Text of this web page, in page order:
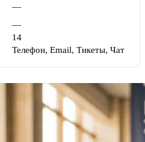
—
—
14
Телефон, Email, Тикеты, Чат